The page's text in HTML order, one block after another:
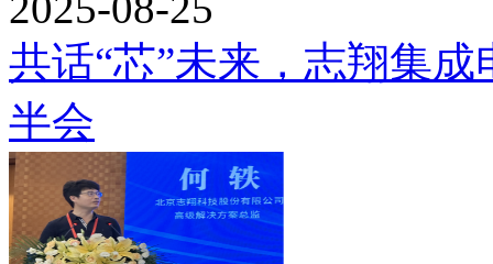
共话“芯”未来，志翔集
半会